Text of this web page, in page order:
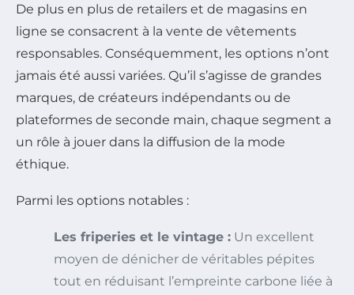
De plus en plus de retailers et de magasins en
ligne se consacrent à la vente de vêtements
responsables. Conséquemment, les options n’ont
jamais été aussi variées. Qu’il s’agisse de grandes
marques, de créateurs indépendants ou de
plateformes de seconde main, chaque segment a
un rôle à jouer dans la diffusion de la mode
éthique.
Parmi les options notables :
Les friperies et le vintage : Un excellent
moyen de dénicher de véritables pépites
tout en réduisant l’empreinte carbone liée à